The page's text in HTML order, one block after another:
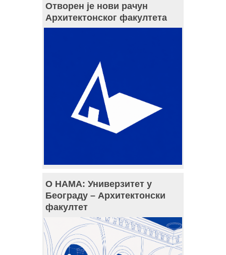
Отворен је нови рачун
Архитектонског факултета
О НАМА: Универзитет у
Београду – Архитектонски
факултет